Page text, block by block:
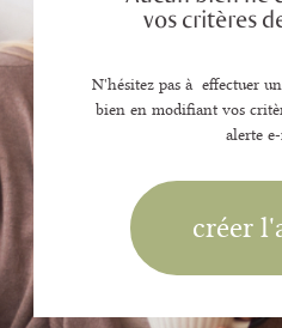
vos critères
N'hésitez pas à effectuer
bien en modifiant vos
alerte
créer